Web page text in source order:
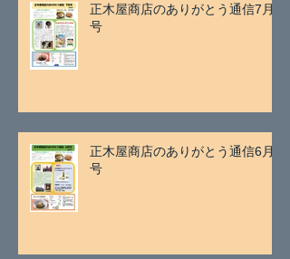
正木屋商店のありがとう通信7月
号
正木屋商店のありがとう通信6月
号